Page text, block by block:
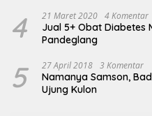
4 21 Maret 2020 4 Komentar
Jual 5+ Obat Diabetes
Pandeglang
5 27 April 2018 3 Komentar
Namanya Samson,
Ujung Kulon